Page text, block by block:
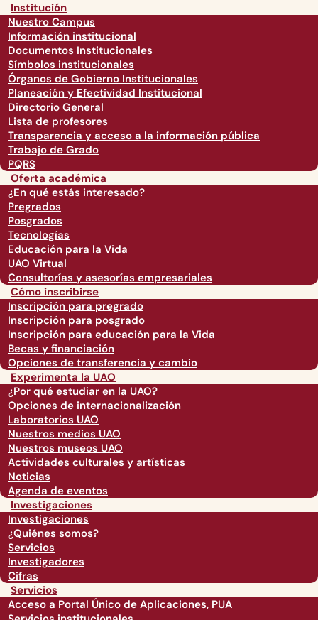
Institución
Nuestro Campus
Información institucional
Documentos Institucionales
Símbolos institucionales
Órganos de Gobierno Institucionales
Planeación y Efectividad Institucional
Directorio General
Lista de profesores
Transparencia y acceso a la información pública
Trabajo de Grado
PQRS
Oferta académica
¿En qué estás interesado?
Pregrados
Posgrados
Tecnologías
Educación para la Vida
UAO Virtual
Consultorías y asesorías empresariales
Cómo inscribirse
Inscripción para pregrado
Inscripción para posgrado
Inscripción para educación para la Vida
Becas y financiación
Opciones de transferencia y cambio
Experimenta la UAO
¿Por qué estudiar en la UAO?
Opciones de internacionalización
Laboratorios UAO
Nuestros medios UAO
Nuestros museos UAO
Actividades culturales y artísticas
Noticias
Agenda de eventos
Investigaciones
Investigaciones
¿Quiénes somos?
Servicios
Investigadores
Cifras
Servicios
Acceso a Portal Único de Aplicaciones, PUA